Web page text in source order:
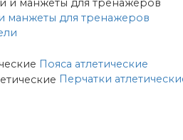
и манжеты для тренажеров
Пояса атлетические
Перчатки